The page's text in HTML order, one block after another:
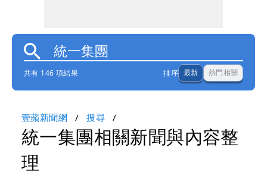
共有 146 項結果 排序 最新 熱門相關
壹蘋新聞網 搜尋
統一集團相關新聞與內容整
理